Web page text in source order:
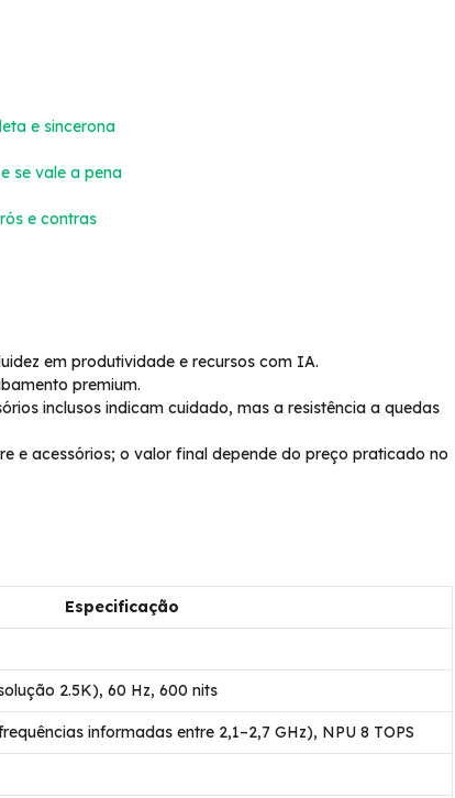
e sincerona
se vale a pena
e contras
em produtividade e recursos com IA.
premium.
inclusos indicam cuidado, mas a resistência a quedas
e acessórios; o valor final depende do preço praticado no
Especificação
2.5K), 60 Hz, 600 nits
informadas entre 2,1–2,7 GHz), NPU 8 TOPS